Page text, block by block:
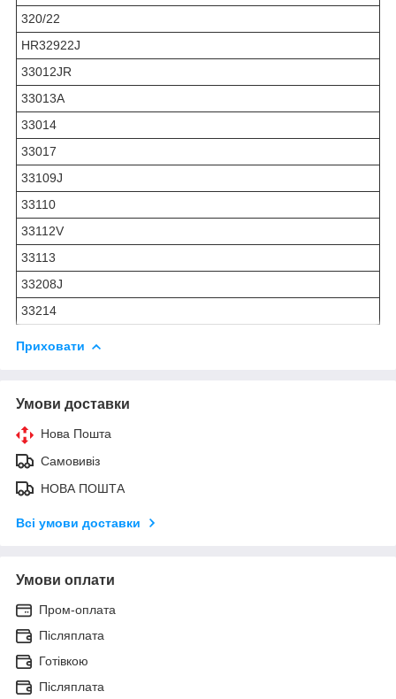
320/22
HR32922J
33012JR
33013A
33014
33017
33109J
33110
33112V
33113
33208J
33214
Приховати
Умови доставки
Нова Пошта
Самовивіз
НОВА ПОШТА
Всі умови доставки
Умови оплати
Пром-оплата
Післяплата
Готівкою
Післяплата